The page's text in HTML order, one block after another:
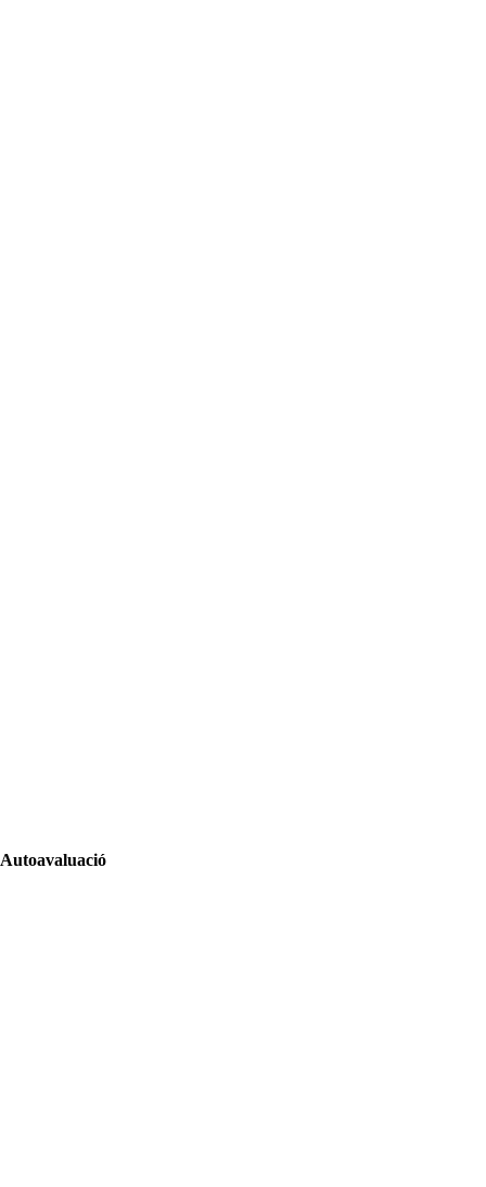
Autoavaluació